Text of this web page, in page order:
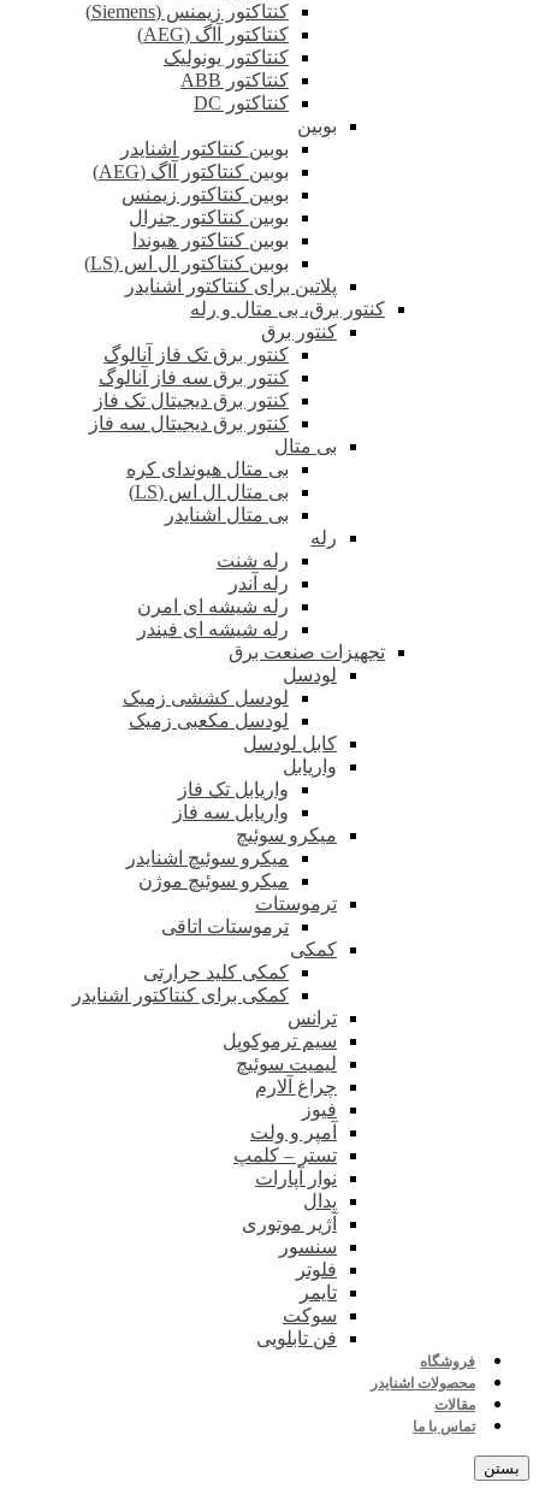
کنتاکتور زیمنس (Siemens)
کنتاکتور آاگ (AEG)
کنتاکتور یونولیک
کنتاکتور ABB
کنتاکتور DC
بوبین
بوبین کنتاکتور اشنایدر
بوبین کنتاکتور آاگ (AEG)
بوبین کنتاکتور زیمنس
بوبین کنتاکتور جنرال
بوبین کنتاکتور هیوندا
بوبین کنتاکتور ال اس (LS)
پلاتین برای کنتاکتور اشنایدر
کنتور برق، بی متال و رله
کنتور برق
کنتور برق تک فاز آنالوگ
کنتور برق سه فاز آنالوگ
کنتور برق دیجیتال تک فاز
کنتور برق دیجیتال سه فاز
بی متال
بی متال هیوندای کره
بی متال ال اس (LS)
بی متال اشنایدر
رله
رله شنت
رله آندر
رله شیشه ای امرن
رله شیشه ای فیندر
تجهیزات صنعت برق
لودسل
لودسل کششی زمیک
لودسل مکعبی زمیک
کابل لودسل
واریابل
واریابل تک فاز
واریابل سه فاز
میکرو سوئیچ
میکرو سوئیچ اشنایدر
میکرو سوئیچ موژن
ترموستات
ترموستات اتاقی
کمکی
کمکی کلید حرارتی
کمکی برای کنتاکتور اشنایدر
ترانس
سیم ترموکوپل
لیمیت سوئیچ
چراغ آلارم
فیوز
آمپر و ولت
تستر – کلمپ
نوار آپارات
پدال
آژیر موتوری
سنسور
فلوتر
تایمر
سوکت
فن تابلویی
فروشگاه
محصولات اشنایدر
مقالات
تماس با ما
بستن